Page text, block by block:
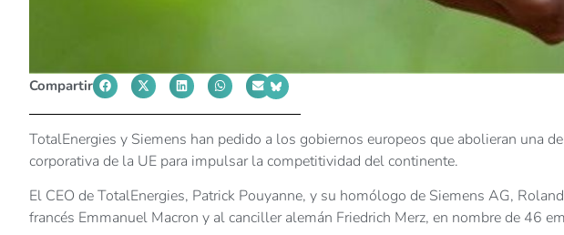
Compartir
TotalEnergies y Siemens han pedido a los gobiernos europeos que abolieran una
corporativa de la UE para impulsar la competitividad del continente.
El CEO de TotalEnergies, Patrick Pouyanne, y su homólogo de Siemens AG,
francés Emmanuel Macron y al canciller alemán Friedrich Merz, en nombre de 46